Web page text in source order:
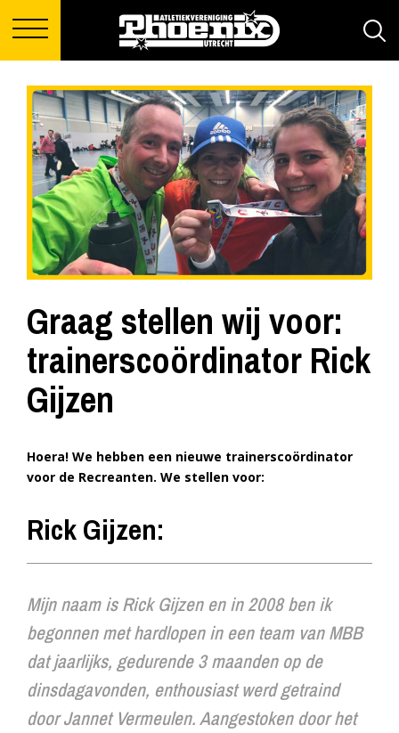
Graag stellen wij voor:
trainerscoördinator Rick
Gijzen
Hoera! We hebben een nieuwe trainerscoördinator
voor de Recreanten. We stellen voor:
Rick Gijzen:
Mijn naam is Rick Gijzen en in 2008 ben ik
begonnen met hardlopen in een team van MBB
dat jaarlijks, gedurende 3 maanden op de
dinsdagavonden, enthousiast werd getraind
door Jannet Vermeulen. Aangestoken door het